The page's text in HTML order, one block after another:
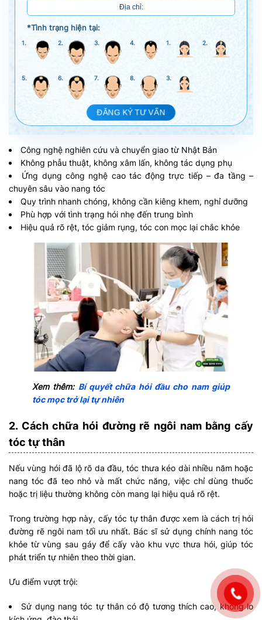
*Tình trạng hiện tại:
1. 2. 3. 4. 1. 2.
5. 6. 7. 8. 3.
ĐĂNG KÝ TƯ VẤN
Công nghệ nghiên cứu và chuyển giao từ Nhật Bản
Không phẫu thuật, không xâm lấn, không tác dụng phụ
Ứng dụng công nghệ cao tác động trực tiếp – đa tầng –
chuyên sâu vào nang tóc
Quy trình nhanh chóng, không cần kiêng khem, nghỉ dưỡng
Phù hợp với tình trạng hói nhẹ đến trung bình
Hiệu quả rõ rệt, tóc giảm rụng, tóc con mọc lại chắc khỏe
Xem thêm: Bí quyết chữa hói đầu cho nam giúp
tóc mọc trở lại tự nhiên
2. Cách chữa hói đường rẽ ngôi nam bằng cấy
tóc tự thân
Nếu vùng hói đã lộ rõ da đầu, tóc thưa kéo dài nhiều năm hoặc
nang tóc đã teo nhỏ và mất chức năng, việc chỉ dùng thuốc
hoặc trị liệu thường không còn mang lại hiệu quả rõ rệt.
Trong trường hợp này, cấy tóc tự thân được xem là cách trị hói
đường rẽ ngôi nam tối ưu nhất. Bác sĩ sử dụng chính nang tóc
khỏe từ vùng sau gáy để cấy vào khu vực thưa hói, giúp tóc
phát triển tự nhiên theo thời gian.
Ưu điểm vượt trội:
Sử dụng nang tóc tự thân có độ tương thích cao, không lo